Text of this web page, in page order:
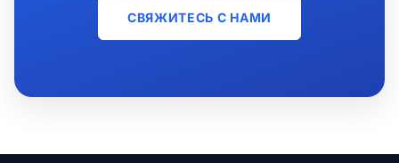
СВЯЖИТЕСЬ С НАМИ